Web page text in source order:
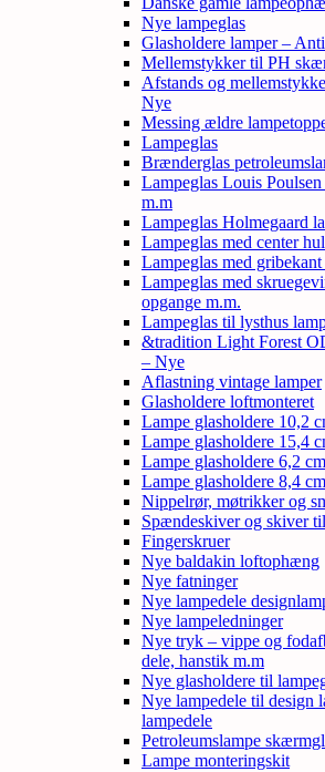
Nye lampeglas
Glasholdere lamper –
Mellemstykker til PH
Afstands og
Nye
Messing ældre
Lampeglas
Brænderglas
Lampeglas Louis
m.m
Lampeglas Holmegaard
Lampeglas med center
Lampeglas med
Lampeglas med
opgange m.m.
Lampeglas til lysthus
&tradition Light Forest
– Nye
Aflastning vintage lamper
Glasholdere loftmonteret
Lampe glasholdere 10,2
Lampe glasholdere 15,4
Lampe glasholdere 6,2
Lampe glasholdere 8,4
Nippelrør, møtrikker og
Spændeskiver og skiver
Fingerskruer
Nye baldakin loftophæng
Nye fatninger
Nye lampedele
Nye lampeledninger
Nye tryk – vippe og
dele, hanstik m.m
Nye glasholdere til
Nye lampedele til design
lampedele
Petroleumslampe
Lampe monteringskit